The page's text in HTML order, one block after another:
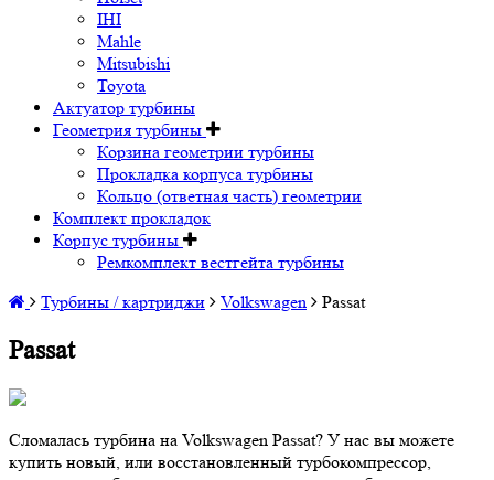
IHI
Mahle
Mitsubishi
Toyota
Актуатор турбины
Геометрия турбины
Корзина геометрии турбины
Прокладка корпуса турбины
Кольцо (ответная часть) геометрии
Комплект прокладок
Корпус турбины
Ремкомплект вестгейта турбины
Турбины / картриджи
Volkswagen Passat
Passat
Сломалась турбина на Volkswagen Passat? У нас вы можете
купить новый, или восстановленный турбокомпрессор,